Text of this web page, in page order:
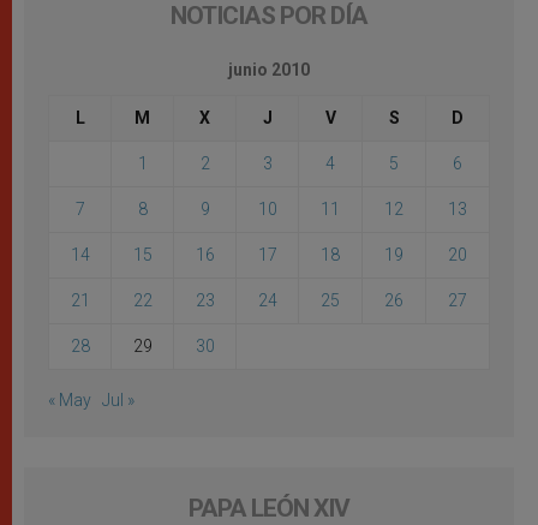
NOTICIAS POR DÍA
junio 2010
L M X J V S D
1 2 3 4 5 6
7 8 9 10 11 12 13
14 15 16 17 18 19 20
21 22 23 24 25 26 27
28 29 30
« May Jul »
PAPA LEÓN XIV